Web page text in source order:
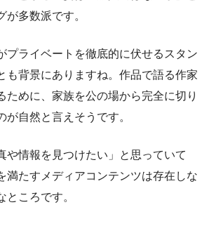
が多数派です。
プライベートを徹底的に伏せるスタン
も背景にありますね。作品で語る作家
ために、家族を公の場から完全に切り
が自然と言えそうです。
や情報を見つけたい」と思っていて
満たすメディアコンテンツは存在しな
ところです。